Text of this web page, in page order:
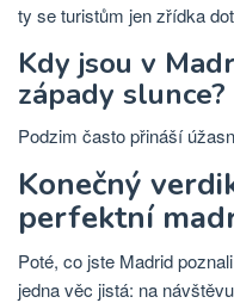
ty se turistům jen zřídka
Kdy jsou v
západy slunce?
Podzim často přináší
Konečný
perfektní
Poté, co jste Madrid
jedna věc jistá: na